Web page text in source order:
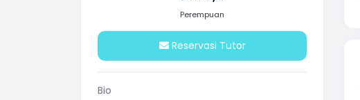
Perempuan
Reservasi Tutor
Bio